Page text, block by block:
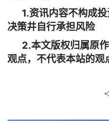
相比于现如今的互联网，区
通过网络共享的数字交易记
不可变更的特征，使其互联
也在影响着每一个人。而比
和支付跨境赋予了它更多的社
1.资讯内容不构成
决策井自行承担风险
2.本文版权归属原
观点，不代表本站的观